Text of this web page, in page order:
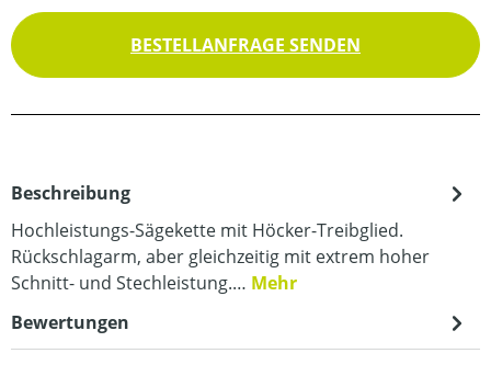
BESTELLANFRAGE SENDEN
Beschreibung
Hochleistungs-Sägekette mit Höcker-Treibglied.
Rückschlagarm, aber gleichzeitig mit extrem hoher
Schnitt- und Stechleistung.… Mehr
Bewertungen